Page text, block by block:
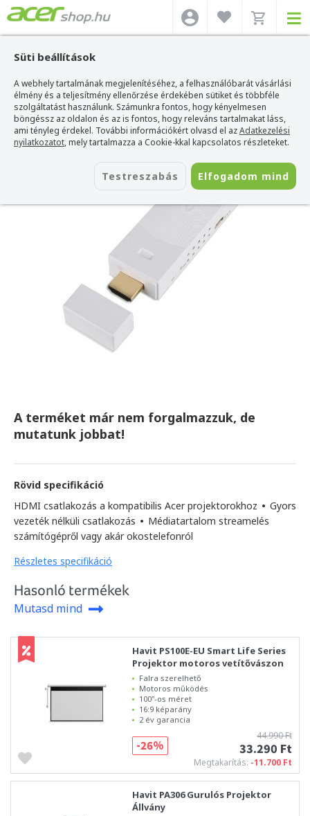
Süti beállítások
A webhely tartalmának megjelenítéséhez, a felhasználóbarát vásárlási
élmény és a teljesítmény ellenőrzése érdekében sütiket és többféle
szolgáltatást használunk. Számunkra fontos, hogy kényelmesen
böngéssz az oldalon és az is fontos, hogy releváns tartalmakat láss,
ami tényleg érdekel. További információkért olvasd el azAdatkezelési
nyilatkozatot, mely tartalmazza a Cookie-kkal kapcsolatos részleteket.
Testreszabás Elfogadom mind
Acer webshop>Kiegészítők>Projektor kiegészítő>Acer Projektor
kiegészítő >Acer MWA3 MHL HDMI WiFi adapter
Acer MWA3 MHL HDMI WiFi adapter
Azonosító:MC.JKY11.007
A terméket már nem forgalmazzuk, de
mutatunk jobbat!
Rövid specifikáció
HDMI csatlakozás a kompatibilis Acer projektorokhoz • Gyors
vezeték nélküli csatlakozás • Médiatartalom streamelés
számítógépről vagy akár okostelefonról
Részletes specifikáció
Hasonló termékek
Mutasd mind
Havit PS100E-EU Smart Life Series
Projektor motoros vetítővászon
Falra szerelhető
Motoros működés
100"-os méret
16:9 képarány
2 év garancia
44.990 Ft
33.290 Ft
Megtakarítás: -11.700 Ft
-26%
Havit PA306 Gurulós Projektor
Állvány